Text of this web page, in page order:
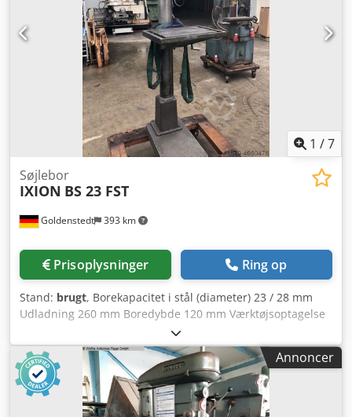
1 /7
Goldenstedt 393 km
Søjlebor
IXION BS 23 FST
Prisoplysninger Ring op
Stand: brugt, Borekapacitet i stål (diameter) 23 / 28 mm
Udladning 260 mm Boredybde 120 mm Værktøjsoptagelse
MK 3 Bordstørrelse 500 x 350 mm Søjlens diameter 100
mm Dsdpfed Nxvrox Aciekr Samlet effektbehov 1,3 kW
Maskinvægt ca. 400 kg Pladsbehov ca. 800 x 600 x 1750 mm
Maskineoplysninger - Højre-venstre rotation - Trinløs
omdrejningsregulering - Automatisk fremføring 0,1 / 0,16 /
Annoncer